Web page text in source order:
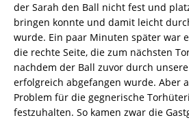
der Sarah den Ball nicht fest und
bringen konnte und damit leicht
wurde. Ein paar Minuten später war
die rechte Seite, die zum nächsten
nachdem der Ball zuvor durch
erfolgreich abgefangen wurde. Aber
Problem für die gegnerische
festzuhalten. So kamen zwar die